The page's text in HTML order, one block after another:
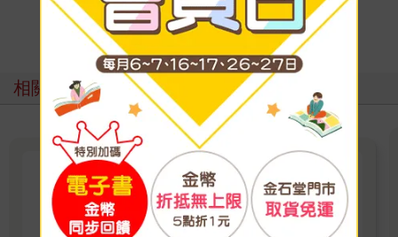
寫評價
相關主題
教師甄試招考書展
教師甄試招考書展 2026/3/20-5/20全面79折起